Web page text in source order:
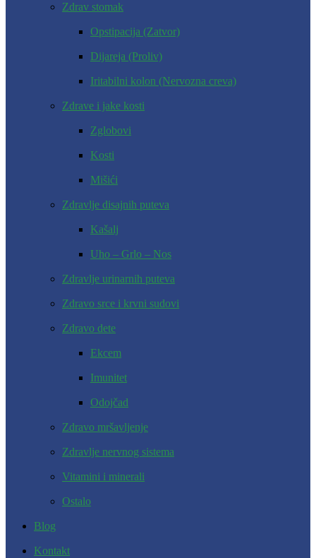
Zdrav stomak
Opstipacija (Zatvor)
Dijareja (Proliv)
Iritabilni kolon (Nervozna creva)
Zdrave i jake kosti
Zglobovi
Kosti
Mišići
Zdravlje disajnih puteva
Kašalj
Uho – Grlo – Nos
Zdravlje urinarnih puteva
Zdravo srce i krvni sudovi
Zdravo dete
Ekcem
Imunitet
Odojčad
Zdravo mršavljenje
Zdravlje nervnog sistema
Vitamini i minerali
Ostalo
Blog
Kontakt